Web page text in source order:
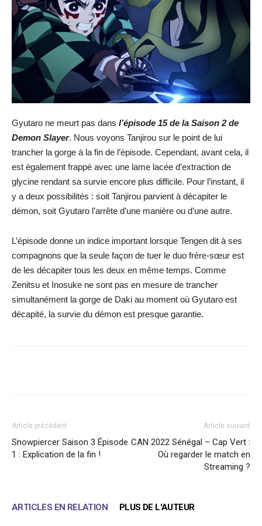
Gyutaro ne meurt pas dans l’épisode 15 de la Saison 2 de
Demon Slayer. Nous voyons Tanjirou sur le point de lui
trancher la gorge à la fin de l’épisode. Cependant, avant cela, il
est également frappé avec une lame lacée d’extraction de
glycine rendant sa survie encore plus difficile. Pour l’instant, il
y a deux possibilités : soit Tanjirou parvient à décapiter le
démon, soit Gyutaro l’arrête d’une manière ou d’une autre.
L’épisode donne un indice important lorsque Tengen dit à ses
compagnons que la seule façon de tuer le duo frère-sœur est
de les décapiter tous les deux en même temps. Comme
Zenitsu et Inosuke ne sont pas en mesure de trancher
simultanément la gorge de Daki au moment où Gyutaro est
décapité, la survie du démon est presque garantie.
Article précédent
Snowpiercer Saison 3 Épisode
1 : Explication de la fin !
Article suivant
CAN 2022 Sénégal – Cap Vert :
Où regarder le match en
Streaming ?
ARTICLES EN RELATION PLUS DE L'AUTEUR